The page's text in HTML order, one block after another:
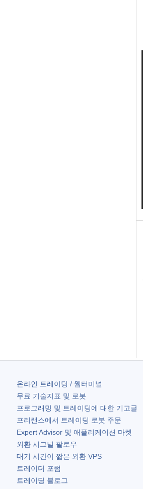
온라인 트레이딩 / 웹터미널
무료 기술지표 및 로봇
프로그래밍 및 트레이딩에 대한 기고글
프리랜스에서 트레이딩 로봇 주문
Expert Advisor 및 애플리케이션 마켓
외환 시그널 팔로우
대기 시간이 짧은 외환 VPS
트레이더 포럼
트레이딩 블로그